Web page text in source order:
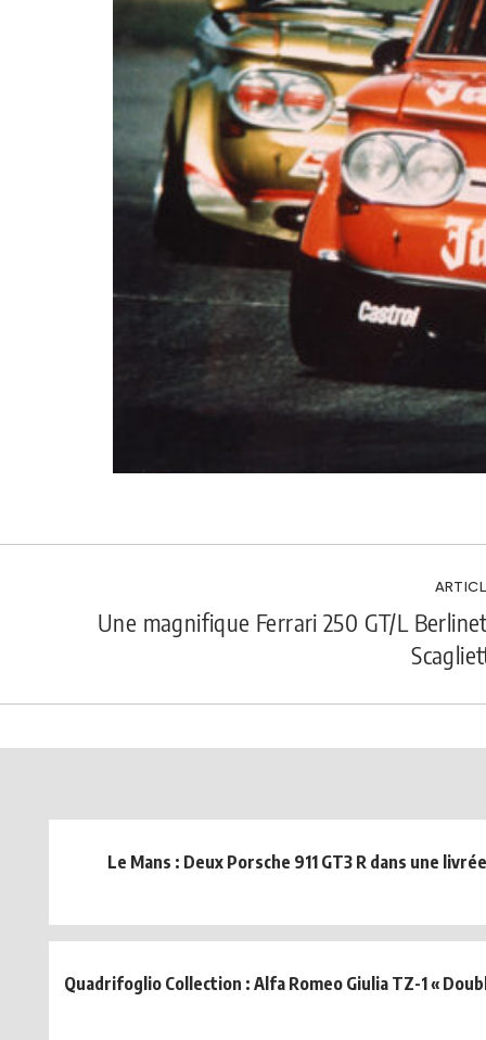
Une magnifique Ferrari 250 GT/L
Le Mans : Deux Porsche 911 GT3 R dans une
Quadrifoglio Collection : Alfa Romeo Giulia TZ-1 «